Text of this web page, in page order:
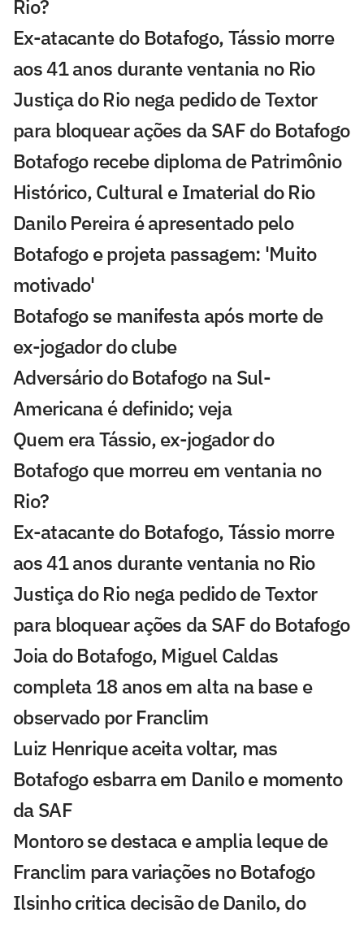
Rio?
Ex-atacante do Botafogo, Tássio morre
aos 41 anos durante ventania no Rio
Justiça do Rio nega pedido de Textor
para bloquear ações da SAF do Botafogo
Botafogo recebe diploma de Patrimônio
Histórico, Cultural e Imaterial do Rio
Danilo Pereira é apresentado pelo
Botafogo e projeta passagem: 'Muito
motivado'
Botafogo se manifesta após morte de
ex-jogador do clube
Adversário do Botafogo na Sul-
Americana é definido; veja
Quem era Tássio, ex-jogador do
Botafogo que morreu em ventania no
Rio?
Ex-atacante do Botafogo, Tássio morre
aos 41 anos durante ventania no Rio
Justiça do Rio nega pedido de Textor
para bloquear ações da SAF do Botafogo
Joia do Botafogo, Miguel Caldas
completa 18 anos em alta na base e
observado por Franclim
Luiz Henrique aceita voltar, mas
Botafogo esbarra em Danilo e momento
da SAF
Montoro se destaca e amplia leque de
Franclim para variações no Botafogo
Ilsinho critica decisão de Danilo, do